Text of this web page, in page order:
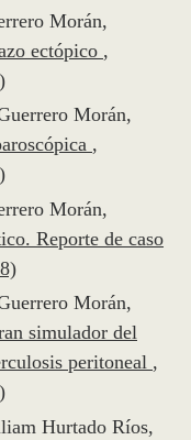
Morán,
ectópico ,
Morán,
,
Morán,
Reporte de caso
Morán,
simulador del
peritoneal ,
Hurtado Ríos,